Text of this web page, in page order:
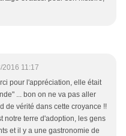
2016 11:17
pour l'appréciation, elle était
... bon on ne va pas aller
de vérité dans cette croyance !!
notre terre d'adoption, les gens
et il y a une gastronomie de